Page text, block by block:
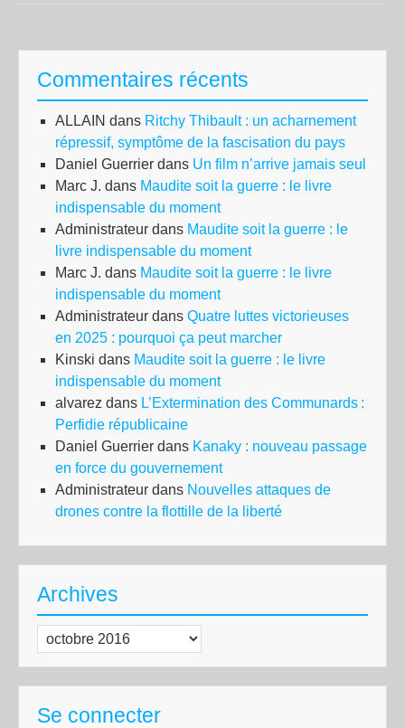
:
Commentaires récents
ALLAIN dans Ritchy Thibault : un acharnement
répressif, symptôme de la fascisation du pays
Daniel Guerrier dans Un film n’arrive jamais seul
Marc J. dans Maudite soit la guerre : le livre
indispensable du moment
Administrateur dans Maudite soit la guerre : le
livre indispensable du moment
Marc J. dans Maudite soit la guerre : le livre
indispensable du moment
Administrateur dans Quatre luttes victorieuses
en 2025 : pourquoi ça peut marcher
Kinski dans Maudite soit la guerre : le livre
indispensable du moment
alvarez dans L’Extermination des Communards :
Perfidie républicaine
Daniel Guerrier dans Kanaky : nouveau passage
en force du gouvernement
Administrateur dans Nouvelles attaques de
drones contre la flottille de la liberté
Archives
Archives
Se connecter